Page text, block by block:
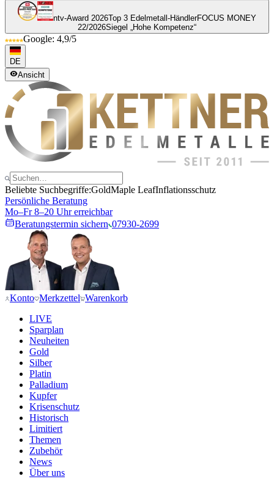
ntv-Award 2026Top 3 Edelmetall-HändlerFOCUS MONEY
22/2026Siegel „Hohe Kompetenz“
Google: 4,9/5
DE
Ansicht
Beliebte Suchbegriffe:GoldMaple LeafInflationsschutz
Persönliche Beratung
Mo–Fr 8–20 Uhr erreichbar
Beratungstermin sichern 07930-2699
Konto Merkzettel Warenkorb
LIVE
Sparplan
Neuheiten
Gold
Silber
Platin
Palladium
Kupfer
Krisenschutz
Historisch
Limitiert
Themen
Zubehör
News
Über uns